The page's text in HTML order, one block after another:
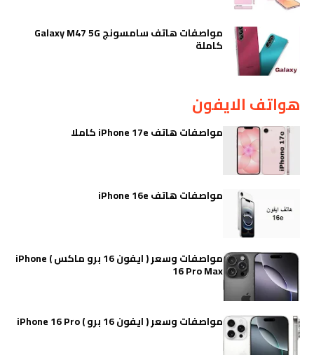
مواصفات هاتف سامسونج Galaxy M47 5G
كاملة
هواتف الايفون
مواصفات هاتف iPhone 17e كاملا
مواصفات هاتف iPhone 16e
مواصفات وسعر ( ايفون 16 برو ماكس ) iPhone
16 Pro Max
مواصفات وسعر ( ايفون 16 برو ) iPhone 16 Pro